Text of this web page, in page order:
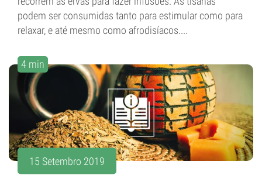
podem ser consumidas tanto para estimular como para
relaxar, e até mesmo como afrodisíacos....
4 min
15 Setembro 2019